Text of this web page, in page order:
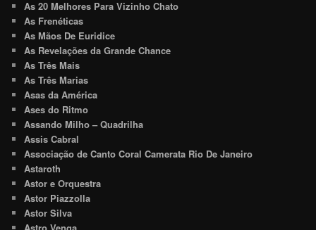
As 20 Melhores Para Vizinho Chato
As Frenéticas
As Mãos De Euridice
As Revelações da Grande Chance
As Três Mais
As Três Marias
Asas da América
Ases do Ritmo
Assando Milho – Quadrilha
Assis Cabral
Associação de Canto Coral Camerata Rio De Janeiro
Astaroth
Astor e Orquestra
Astor Piazzolla
Astor Silva
Astro Venga